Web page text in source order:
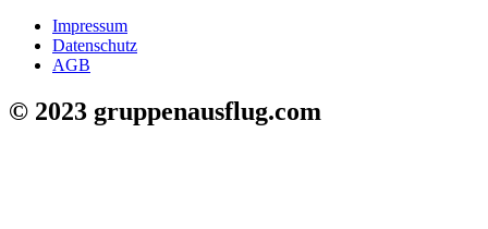
Impressum
Datenschutz
AGB
© 2023 gruppenausflug.com